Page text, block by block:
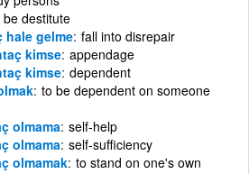
be destitute
hale gelme fall into disrepair
kimse appendage
kimse dependent
to be dependent on someone
olmama self-help
olmama self-sufficiency
olmamak to stand on one's own